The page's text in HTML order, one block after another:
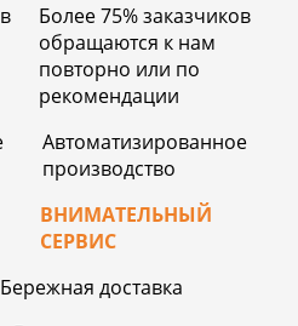
Более 75% заказчиков
обращаются к нам
повторно или по
рекомендации
Автоматизированное
производство
ВНИМАТЕЛЬНЫЙ
СЕРВИС
Бережная доставка